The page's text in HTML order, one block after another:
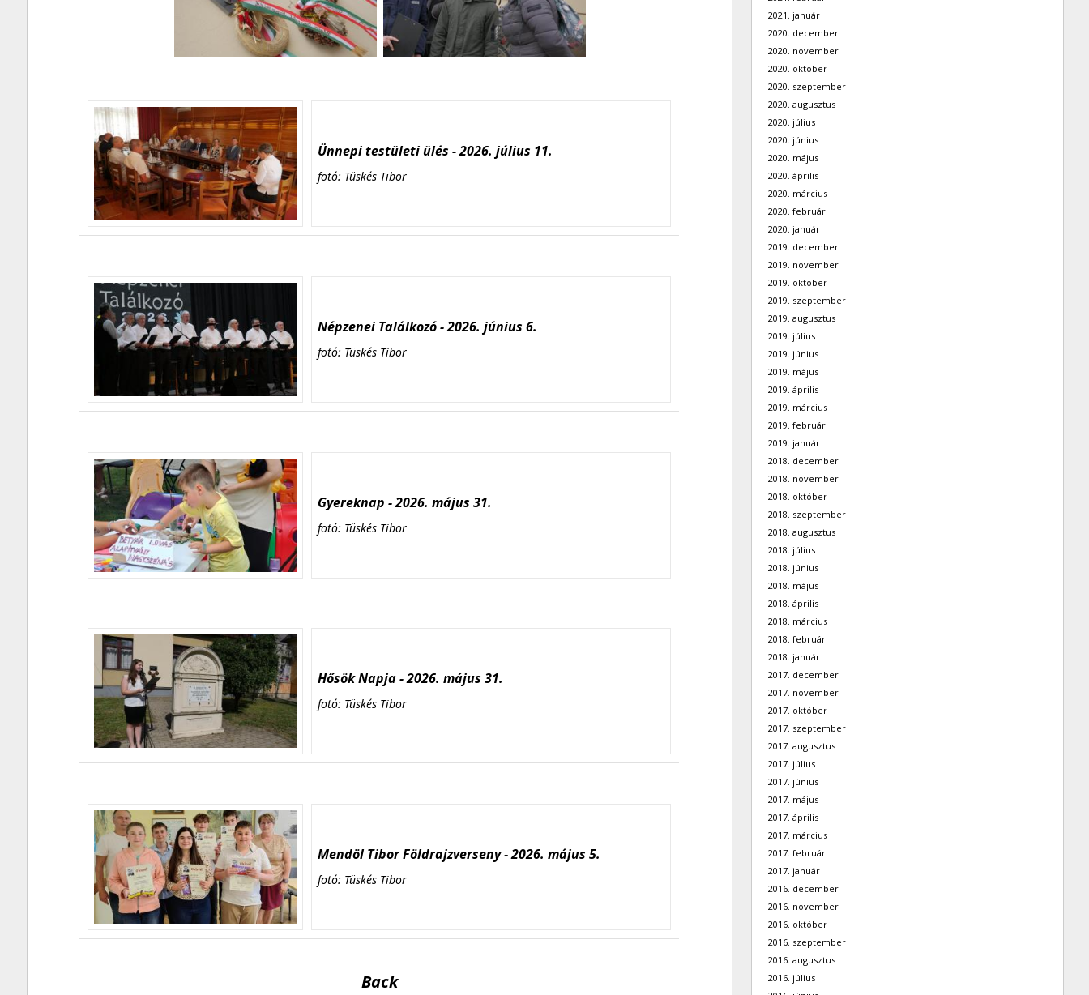
Ünnepi testületi ülés - 2026. július 11.
fotó: Tüskés Tibor
Népzenei Találkozó - 2026. június 6.
fotó: Tüskés Tibor
Gyereknap - 2026. május 31.
fotó: Tüskés Tibor
Hősök Napja - 2026. május 31.
fotó: Tüskés Tibor
Mendöl Tibor Földrajzverseny - 2026. május 5.
fotó: Tüskés Tibor
Back
2021. január
2020. december
2020. november
2020. október
2020. szeptember
2020. augusztus
2020. július
2020. június
2020. május
2020. április
2020. március
2020. február
2020. január
2019. december
2019. november
2019. október
2019. szeptember
2019. augusztus
2019. július
2019. június
2019. május
2019. április
2019. március
2019. február
2019. január
2018. december
2018. november
2018. október
2018. szeptember
2018. augusztus
2018. július
2018. június
2018. május
2018. április
2018. március
2018. február
2018. január
2017. december
2017. november
2017. október
2017. szeptember
2017. augusztus
2017. július
2017. június
2017. május
2017. április
2017. március
2017. február
2017. január
2016. december
2016. november
2016. október
2016. szeptember
2016. augusztus
2016. július